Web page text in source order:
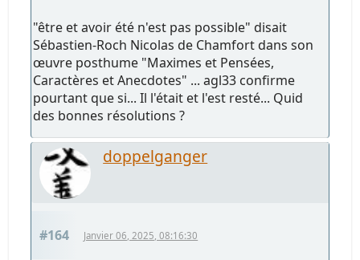
"être et avoir été n'est pas possible" disait
Sébastien-Roch Nicolas de Chamfort dans son
œuvre posthume "Maximes et Pensées,
Caractères et Anecdotes" ... agl33 confirme
pourtant que si... Il l'était et l'est resté... Quid
des bonnes résolutions ?
doppelganger
#164 Janvier 06, 2025, 08:16:30